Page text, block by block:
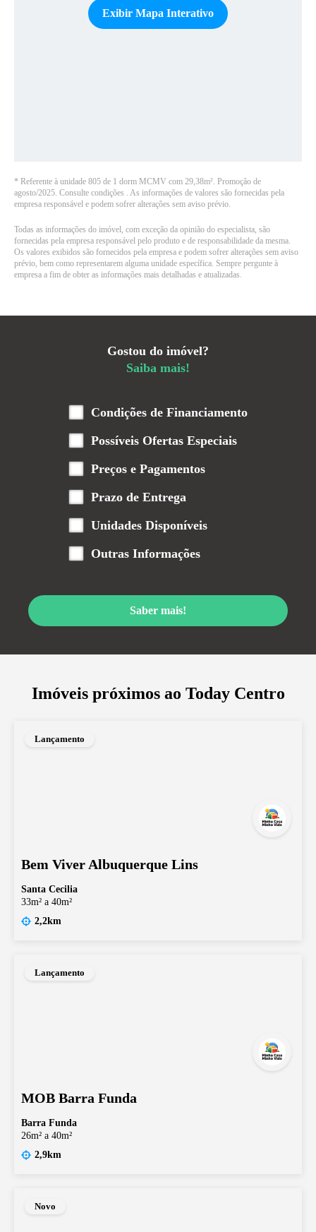
Exibir Mapa Interativo
* Referente à unidade 805 de 1 dorm MCMV com 29,38m². Promoção de
agosto/2025. Consulte condições . As informações de valores são fornecidas pela
empresa responsável e podem sofrer alterações sem aviso prévio.
Todas as informações do imóvel, com exceção da opinião do especialista, são
fornecidas pela empresa responsável pelo produto e de responsabilidade da mesma.
Os valores exibidos são fornecidos pela empresa e podem sofrer alterações sem aviso
prévio, bem como representarem alguma unidade específica. Sempre pergunte à
empresa a fim de obter as informações mais detalhadas e atualizadas.
Gostou do imóvel?
Saiba mais!
Condições de Financiamento
Possíveis Ofertas Especiais
Preços e Pagamentos
Prazo de Entrega
Unidades Disponíveis
Outras Informações
Saber mais!
Imóveis próximos ao Today Centro
Lançamento
Bem Viver Albuquerque Lins
Santa Cecilia
33m² a 40m²
2,2km
Lançamento
MOB Barra Funda
Barra Funda
26m² a 40m²
2,9km
Novo